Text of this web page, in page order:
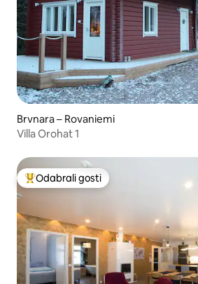
Brvnara – Rovaniemi
Villa Orohat 1
Među najviše rangiranima s oznakom
Odabrali gosti